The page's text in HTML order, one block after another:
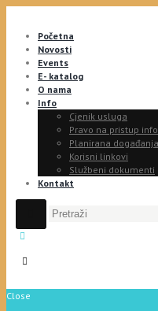
Početna
Novosti
Events
E- katalog
O nama
Info
Cjenik usluga
Pravo na pristup
Planirana događanja
Korisni linkovi
Službeni dokumenti
Kontakt
Close